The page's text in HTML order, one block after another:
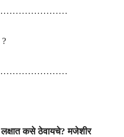
कसे ठेवायचे? मजेशीर